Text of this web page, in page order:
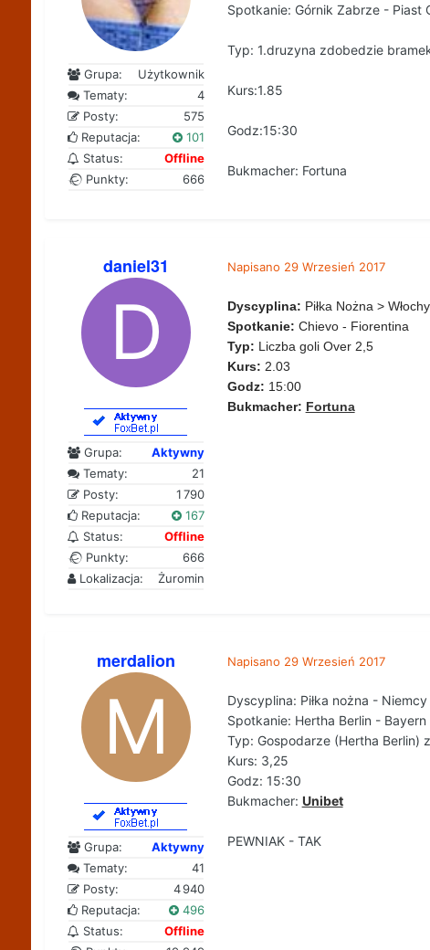
Grupa:
Użytkownik
Tematy:
4
Posty:
575
Reputacja:
101
Status:
Offline
Punkty:
666
Spotkanie: Górnik Zabrze - Piast
Typ: 1.druzyna zdobedzie
Kurs:1.85
Godz:15:30
Bukmacher: Fortuna
daniel31
Grupa:
Aktywny
Tematy:
21
Posty:
1 790
Reputacja:
167
Status:
Offline
Punkty:
666
Lokalizacja:
Żuromin
Napisano 29 Wrzesień 2017
Dyscyplina: Piłka Nożna >
Spotkanie: Chievo - Fiorentina
Typ: Liczba goli Over 2,5
Kurs: 2.03
Godz: 15:00
Bukmacher: Fortuna
merdalion
Grupa:
Aktywny
Tematy:
41
Posty:
4 940
Reputacja:
496
Status:
Offline
Napisano 29 Wrzesień 2017
Dyscyplina: Piłka nożna -
Spotkanie: Hertha Berlin - Bayern
Typ: Gospodarze (Hertha Berlin)
Kurs: 3,25
Godz: 15:30
Bukmacher: Unibet
PEWNIAK - TAK